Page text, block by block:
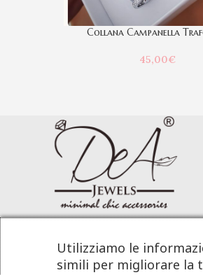
Collana Campanella
45,00€
info@deajewels.it
Utilizziamo le
simili per migliorare la